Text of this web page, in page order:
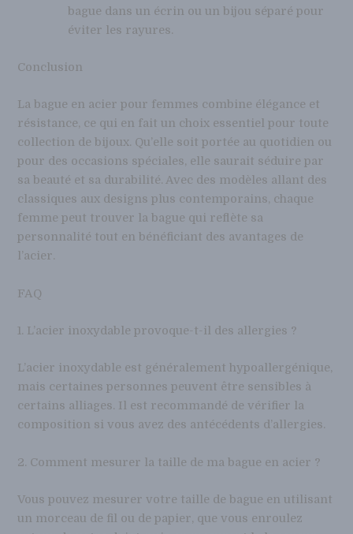
bague dans un écrin ou un bijou séparé pour
éviter les rayures.
Conclusion
La bague en acier pour femmes combine élégance et
résistance, ce qui en fait un choix essentiel pour toute
collection de bijoux. Qu’elle soit portée au quotidien ou
pour des occasions spéciales, elle saurait séduire par
sa beauté et sa durabilité. Avec des modèles allant des
classiques aux designs plus contemporains, chaque
femme peut trouver la bague qui reflète sa
personnalité tout en bénéficiant des avantages de
l’acier.
FAQ
1. L’acier inoxydable provoque-t-il des allergies ?
L’acier inoxydable est généralement hypoallergénique,
mais certaines personnes peuvent être sensibles à
certains alliages. Il est recommandé de vérifier la
composition si vous avez des antécédents d’allergies.
2. Comment mesurer la taille de ma bague en acier ?
Vous pouvez mesurer votre taille de bague en utilisant
un morceau de fil ou de papier, que vous enroulez